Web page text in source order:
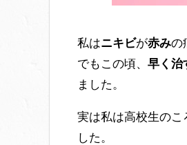
私はニキビが赤みの
でもこの頃、 早く治
ました。
実は私は高校生のこ
した。